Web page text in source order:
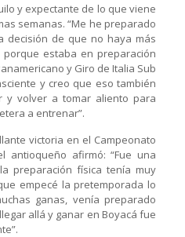
y expectante de lo que viene
semanas. “Me he preparado
decisión de que no haya más
estaba en preparación
y Giro de Italia Sub
y creo que eso también
y volver a tomar aliento para
a entrenar”.
victoria en el Campeonato
antioqueño afirmó: “Fue una
preparación física tenía muy
empecé la pretemporada lo
ganas, venía preparado
allá y ganar en Boyacá fue